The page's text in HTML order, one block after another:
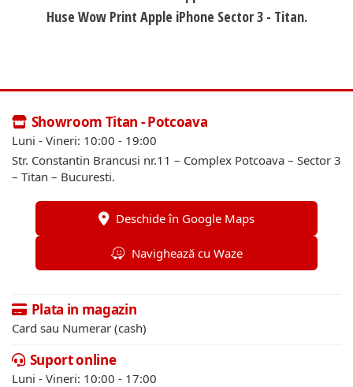
Huse Wow Print Apple iPhone Sector 3 - Titan.
Showroom Titan - Potcoava
Luni - Vineri: 10:00 - 19:00
Str. Constantin Brancusi nr.11 – Complex Potcoava – Sector 3
– Titan – Bucuresti.
Deschide în Google Maps
Navighează cu Waze
Plata in magazin
Card sau Numerar (cash)
Suport online
Luni - Vineri: 10:00 - 17:00